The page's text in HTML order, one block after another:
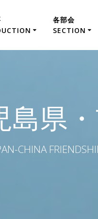
各部会
SECTION
島県
CHINA